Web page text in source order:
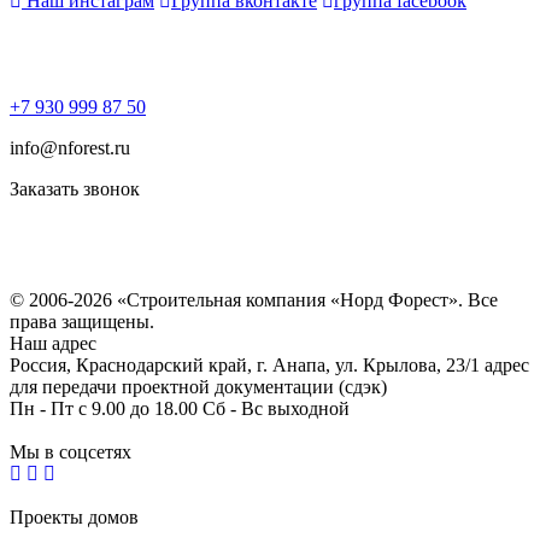
+7 930 999 87 50
info@nforest.ru
Заказать звонок
© 2006-2026 «Строительная компания «Норд Форест». Все
права защищены.
Наш адрес
Россия, Краснодарский край, г. Анапа, ул. Крылова, 23/1 адрес
для передачи проектной документации (сдэк)
Пн - Пт с 9.00 до 18.00 Сб - Вс выходной
Мы в соцсетях
Проекты домов